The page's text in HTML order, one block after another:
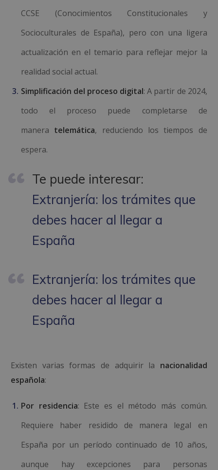
CCSE (Conocimientos Constitucionales y
Socioculturales de España), pero con una ligera
actualización en el temario para reflejar mejor la
realidad social actual.
Simplificación del proceso digital: A partir de 2024,
todo el proceso puede completarse de
manera telemática, reduciendo los tiempos de
espera.
Te puede interesar:
Extranjería: los trámites que
debes hacer al llegar a
España
Extranjería: los trámites que
debes hacer al llegar a
España
Existen varias formas de adquirir la nacionalidad
española:
Por residencia: Este es el método más común.
Requiere haber residido de manera legal en
España por un período continuado de 10 años,
aunque hay excepciones para personas